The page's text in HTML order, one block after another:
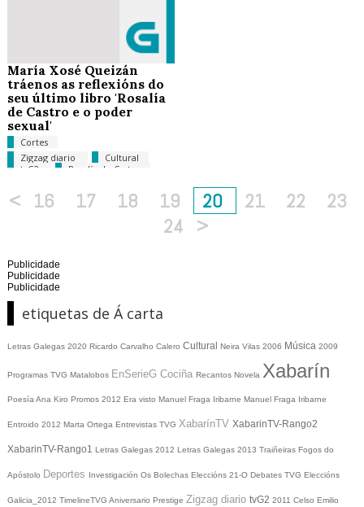
María Xosé Queizán
tráenos as reflexións do
seu último libro 'Rosalía
de Castro e o poder
sexual'
Cortes
Zigzag diario
Cultural
tvG2
Rosalía de Castro
< 16 17 18 19 20 21 22
23
24 >
Publicidade
Publicidade
Publicidade
etiquetas de Á carta
Letras Galegas 2020 Ricardo Carvalho Calero Cultural Neira Vilas 2006 Música 2009
Programas TVG Matalobos EnSerieG Cociña Recantos Novela Xabarín
Poesía Ana Kiro Promos 2012 Era visto Manuel Fraga Iribarne Manuel Fraga Iribarne
Entroido 2012 Marta Ortega Entrevistas TVG XabarínTV XabarinTV-Rango2
XabarinTV-Rango1 Letras Galegas 2012 Letras Galegas 2013 Traiñeiras Fogos do
Apóstolo Deportes Investigación Os Bolechas Eleccións 21-O Debates TVG Eleccións
Galicia_2012 TimelineTVG Aniversario Prestige Zigzag diario tvG2 2011 Celso Emilio